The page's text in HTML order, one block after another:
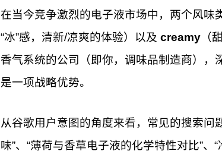
在当今竞争激烈的电子液市场中，两个风味
“冰”感，清新/凉爽的体验）以及 creamy（
香气系统的公司（即你，调味品制造商）
是一项战略优势。
从谷歌用户意图的角度来看，常见的搜索问
味”、“薄荷与香草电子液的化学特性对比”、